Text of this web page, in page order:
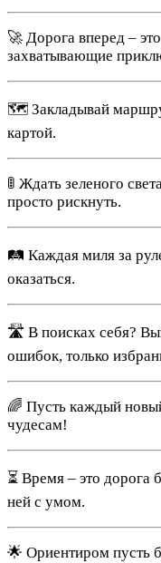
🚀 Дорога вперед –
захватывающие
🗺 Закладывай
картой.
🚦 Ждать зеленого
просто рискнуть.
🛤 Каждая миля за
оказаться.
🛣️ В поисках себя?
ошибок, только
🌈 Пусть каждый
чудесам!
⏳ Время – это дорога
ней с умом.
🌟 Ориентиром пусть